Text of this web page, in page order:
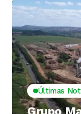
Últimas
Grupo